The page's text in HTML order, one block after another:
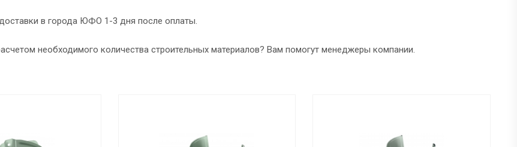
в города ЮФО 1-3 дня после оплаты.
необходимого количества строительных материалов? Вам помогут менеджеры компании.